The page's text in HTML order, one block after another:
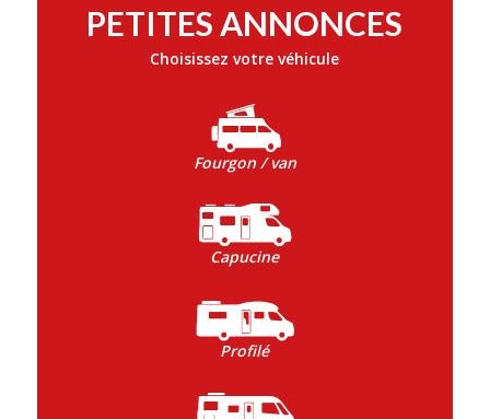
PETITES ANNONCES
Choisissez votre véhicule
Fourgon / van
Capucine
Profilé